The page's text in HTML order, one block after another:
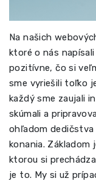
Na našich
ktoré o nás
pozitívne, čo si
sme vyriešili toľko
každý sme zaujali
skúmali a
ohľadom
konania. Základom
ktorou si
je to. My si už